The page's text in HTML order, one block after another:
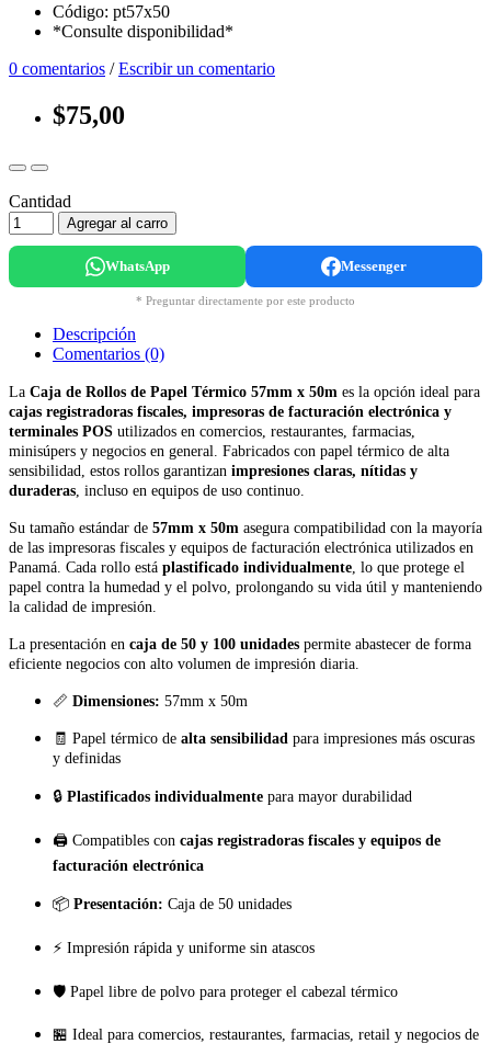
Código: pt57x50
*Consulte disponibilidad*
0 comentarios /Escribir un comentario
$75,00
Cantidad
Agregar al carro
WhatsApp Messenger
* Preguntar directamente por este producto
Descripción
Comentarios (0)
La Caja de Rollos de Papel Térmico 57mm x 50m es la opción ideal para
cajas registradoras fiscales, impresoras de facturación electrónica y
terminales POS utilizados en comercios, restaurantes, farmacias,
minisúpers y negocios en general. Fabricados con papel térmico de alta
sensibilidad, estos rollos garantizan impresiones claras, nítidas y
duraderas , incluso en equipos de uso continuo.
Su tamaño estándar de 57mm x 50m asegura compatibilidad con la mayoría
de las impresoras fiscales y equipos de facturación electrónica utilizados en
Panamá. Cada rollo está plastificado individualmente , lo que protege el
papel contra la humedad y el polvo, prolongando su vida útil y manteniendo
la calidad de impresión.
La presentación en caja de 50 y 100 unidades permite abastecer de forma
eficiente negocios con alto volumen de impresión diaria.
📏 Dimensiones: 57mm x 50m
🧾 Papel térmico de alta sensibilidad para impresiones más oscuras
y definidas
🔒 Plastificados individualmente para mayor durabilidad
🖨️ Compatibles con cajas registradoras fiscales y equipos de
facturación electrónica
📦 Presentación: Caja de 50 unidades
⚡ Impresión rápida y uniforme sin atascos
🛡️ Papel libre de polvo para proteger el cabezal térmico
🏪 Ideal para comercios, restaurantes, farmacias, retail y negocios de